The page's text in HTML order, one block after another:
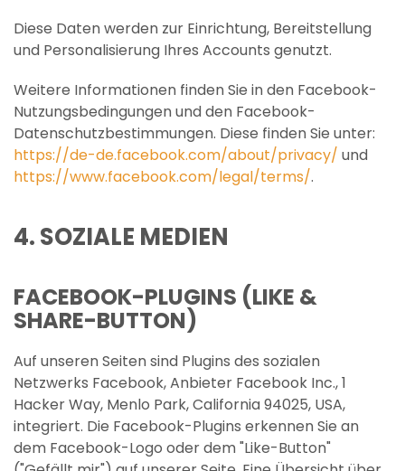
Diese Daten werden zur Einrichtung, Bereitstellung
und Personalisierung Ihres Accounts genutzt.
Weitere Informationen finden Sie in den Facebook-
Nutzungsbedingungen und den Facebook-
Datenschutzbestimmungen. Diese finden Sie unter:
https://de-de.facebook.com/about/privacy/ und
https://www.facebook.com/legal/terms/.
4. SOZIALE MEDIEN
FACEBOOK-PLUGINS (LIKE &
SHARE-BUTTON)
Auf unseren Seiten sind Plugins des sozialen
Netzwerks Facebook, Anbieter Facebook Inc., 1
Hacker Way, Menlo Park, California 94025, USA,
integriert. Die Facebook-Plugins erkennen Sie an
dem Facebook-Logo oder dem "Like-Button"